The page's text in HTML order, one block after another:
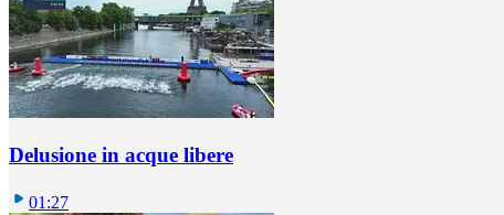
Delusione in acque libere
01:27